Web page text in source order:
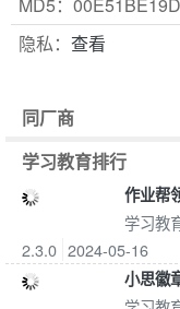
隐私：查看
同厂商
学习教育排行
作业帮
学习教
2.3.0 2024-05-16
小思徽